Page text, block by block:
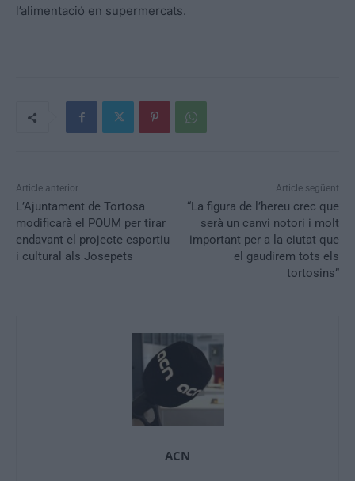
l’alimentació en supermercats.
Article anterior
L’Ajuntament de Tortosa
modificarà el POUM per tirar
endavant el projecte esportiu
i cultural als Josepets
Article següent
“La figura de l’hereu crec que
serà un canvi notori i molt
important per a la ciutat que
el gaudirem tots els
tortosins”
ACN